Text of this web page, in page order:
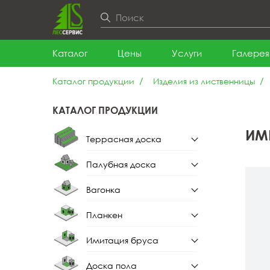
Каталог Цены Услуги Галерея
Каталог продукции Изделия из лиственницы
КАТАЛОГ ПРОДУКЦИИ
Террасная доска
Террасная доска из
лиственницы
Палубная доска
Палубная доска из
лиственницы
Вагонка
Вагонка штиль
лиственницы
Планкен
Планкен прямой
Имитация бруса
Доска пола